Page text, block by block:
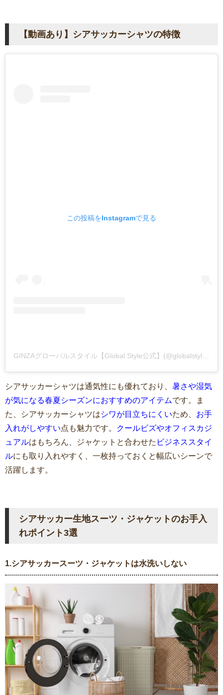
【動画あり】シアサッカーシャツの特徴
この投稿をInstagramで見る
シアサッカーシャツは通気性にも優れており、 暑さや湿気
が気になる春夏シーズンにおすすめのアイテムです。ま
た、シアサッカーシャツはシワが目立ちにくいため、 お手
入れがしやすい点も魅力です。
クールビズやオフィスカジ
ュアルはもちろん、ジャケットと合わせた ビジネススタイ
ルにも取り入れやすく、一枚持っておくと幅広いシーンで
活躍します。
シアサッカー生地スーツ・ジャケットのお手入
れポイント3選
1.シアサッカースーツ・ジャケットは水洗いしない